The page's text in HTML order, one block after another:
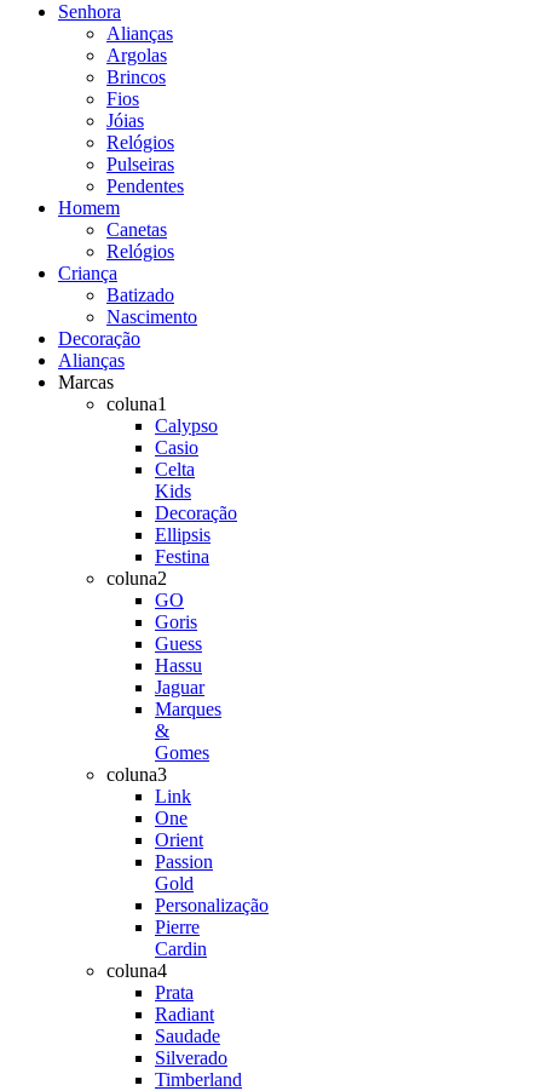
Senhora
Alianças
Argolas
Brincos
Fios
Jóias
Relógios
Pulseiras
Pendentes
Homem
Canetas
Relógios
Criança
Batizado
Nascimento
Decoração
Alianças
Marcas
coluna1
Calypso
Casio
Celta
Kids
Decoração
Ellipsis
Festina
coluna2
GO
Goris
Guess
Hassu
Jaguar
Marques
&
Gomes
coluna3
Link
One
Orient
Passion
Gold
Personalização
Pierre
Cardin
coluna4
Prata
Radiant
Saudade
Silverado
Timberland